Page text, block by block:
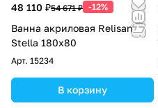
48 110 ₽54 671 ₽ -12%
Ванна акриловая Relisan
Stella 180х80
Арт. 15234
В корзину